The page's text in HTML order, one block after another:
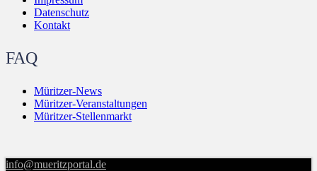
Datenschutz
Kontakt
FAQ
Müritzer-News
Müritzer-Veranstaltungen
Müritzer-Stellenmarkt
info@mueritzportal.de